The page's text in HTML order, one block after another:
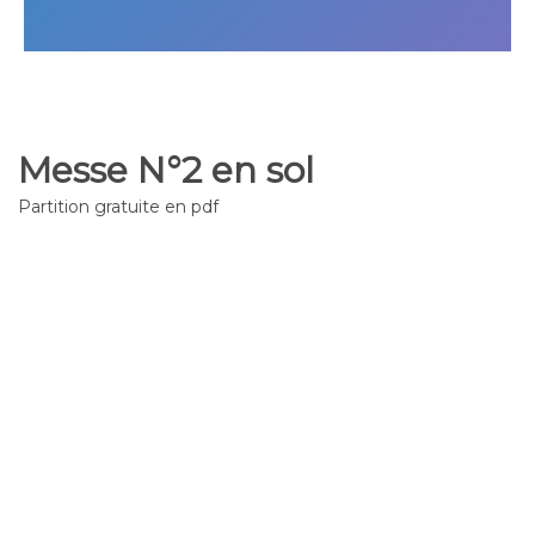
Messe N°2 en sol
Partition gratuite en pdf